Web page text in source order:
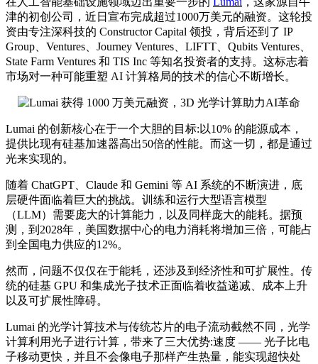
津的初创公司，近日宣布完成超过1000万美元的融资。这轮投
资由专注深科技的 Constructor Capital 领投，背后还到了 IP
Group、Ventures、Journey Ventures、LIFTT、Qubits Ventures、
State Farm Ventures 和 TIS Inc 等知名投资者的支持。这标志着
市场对一种可能重塑 AI 计算格局的技术的信心不断增长。
Lumai 的创新核心在于一个大胆的目标:以10% 的能源成本，
提供比现有硅基加速器高出50倍的性能。而这一切，都是通过
光来实现的。
随着 ChatGPT、Claude 和 Gemini 等 AI 系统的不断演进，底
层硬件面临着巨大的挑战。训练和运行大型语言模型
（LLM）需要庞大的计算能力，以及同样庞大的能耗。据预
测，到2028年，美国数据中心的电力消耗将增加三倍，可能占
到全国电力供应的12%。
然而，问题不仅仅在于能耗，还涉及到经济性和可扩展性。传
统的硅基 GPU 和集成光子技术正面临着收益递减、成本上升
以及可扩展性障碍。
Lumai 的光学计算技术与传统芯片的电子流动截然不同，光学
计算利用光子进行计算，带来了三大优势:速度 —— 光子比电
子移动更快，并且不会像电子那样产生热量，能实现超快处